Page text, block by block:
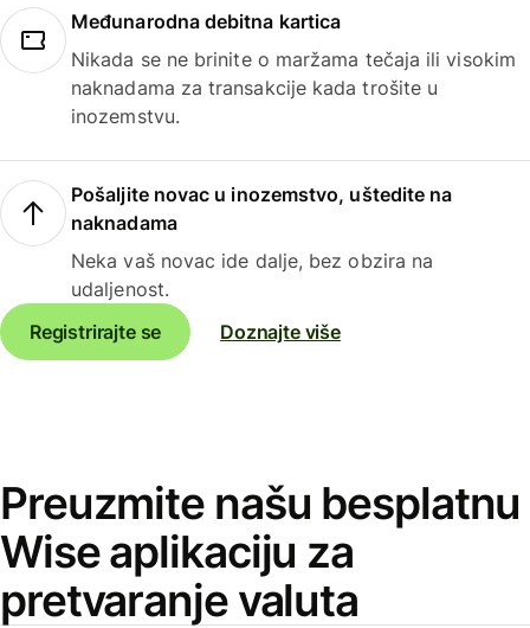
Međunarodna debitna kartica
Nikada se ne brinite o maržama tečaja ili visokim
naknadama za transakcije kada trošite u
inozemstvu.
Pošaljite novac u inozemstvo, uštedite na
naknadama
Neka vaš novac ide dalje, bez obzira na
udaljenost.
Registrirajte se
Doznajte više
Preuzmite našu besplatnu
Wise aplikaciju za
pretvaranje valuta